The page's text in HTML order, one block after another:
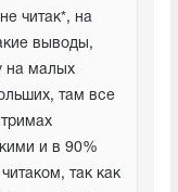
читак*, на
выводы,
на малых
там все
и в 90%
так как